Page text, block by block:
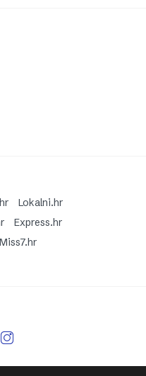
Lokalni.hr
Express.hr
Miss7.hr